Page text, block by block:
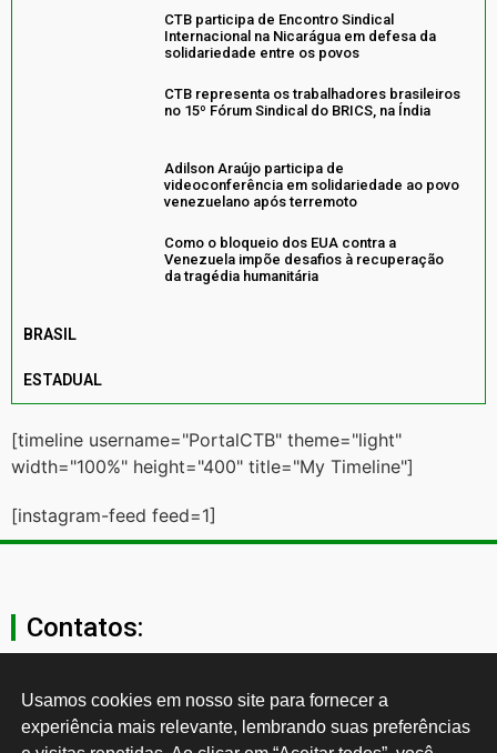
CTB participa de Encontro Sindical
Internacional na Nicarágua em defesa da
solidariedade entre os povos
CTB representa os trabalhadores brasileiros
no 15º Fórum Sindical do BRICS, na Índia
Adilson Araújo participa de
videoconferência em solidariedade ao povo
venezuelano após terremoto
Como o bloqueio dos EUA contra a
Venezuela impõe desafios à recuperação
da tragédia humanitária
BRASIL
ESTADUAL
[timeline username="PortalCTB" theme="light"
width="100%" height="400" title="My Timeline"]
[instagram-feed feed=1]
Contatos:
secgeral@ctb.org.br
11 3874-0040
Usamos cookies em nosso site para fornecer a
experiência mais relevante, lembrando suas preferências